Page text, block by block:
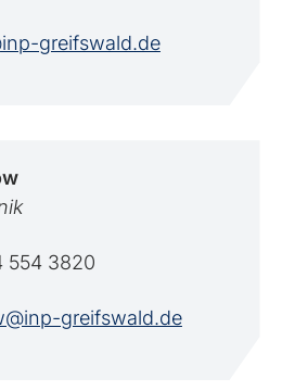
greifswald.de
554 3820
greifswald.de